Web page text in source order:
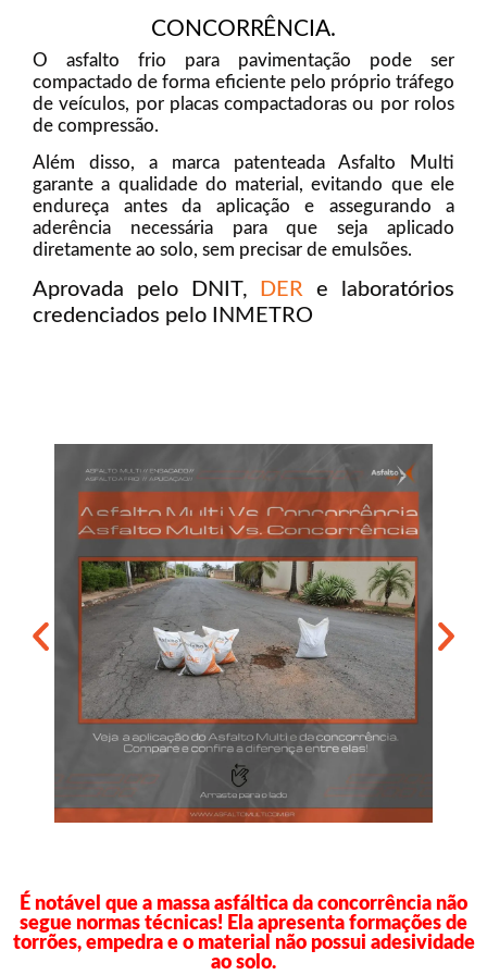
CONCORRÊNCIA.
O asfalto frio para pavimentação pode ser
compactado de forma eficiente pelo próprio tráfego
de veículos, por placas compactadoras ou por rolos
de compressão.
Além disso, a marca patenteada Asfalto Multi
garante a qualidade do material, evitando que ele
endureça antes da aplicação e assegurando a
aderência necessária para que seja aplicado
diretamente ao solo, sem precisar de emulsões.
Aprovada pelo DNIT, DER e laboratórios
credenciados pelo INMETRO
É notável que a massa asfáltica da concorrência não
segue normas técnicas! Ela apresenta formações de
torrões, empedra e o material não possui adesividade
ao solo.